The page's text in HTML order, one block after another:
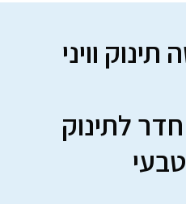
וויני
לתינוק